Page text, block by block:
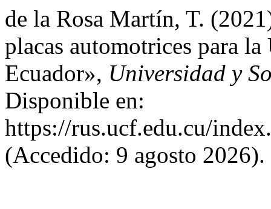
de la Rosa Martín, T.
placas automotrices para
Ecuador», Universidad y
Disponible en:
https://rus.ucf.edu.cu/
(Accedido: 9 agosto 2026).